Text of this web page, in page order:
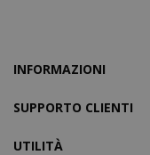
INFORMAZIONI
SUPPORTO CLIENTI
UTILITÀ